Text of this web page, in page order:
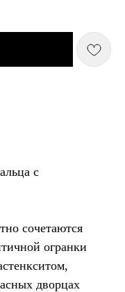
с
сочетаются
огранки
дворцах